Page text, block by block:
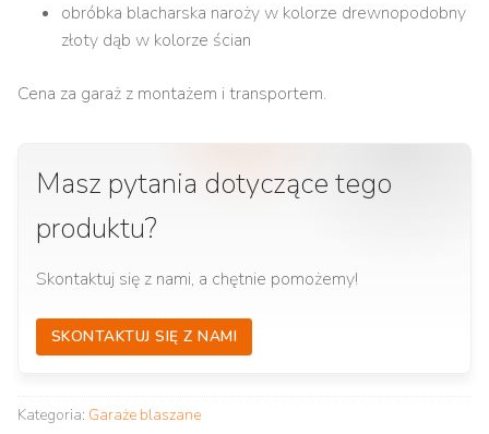
obróbka blacharska naroży w kolorze drewnopodobny
złoty dąb w kolorze ścian
Cena za garaż z montażem i transportem.
Masz pytania dotyczące tego
produktu?
Skontaktuj się z nami, a chętnie pomożemy!
SKONTAKTUJ SIĘ Z NAMI
Kategoria: Garaże blaszane